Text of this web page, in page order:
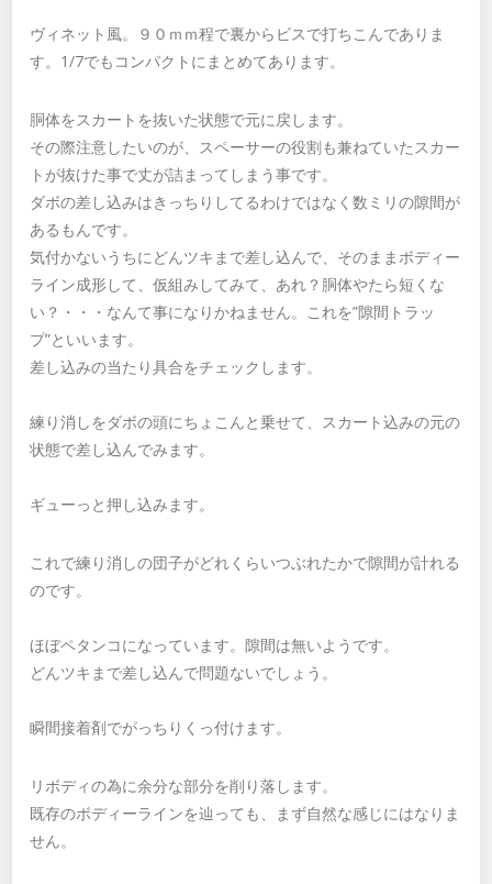
ヴィネット風。９０ｍｍ程で裏からビスで打ちこんでありま
す。1/7でもコンパクトにまとめてあります。
胴体をスカートを抜いた状態で元に戻します。
その際注意したいのが、スペーサーの役割も兼ねていたスカー
トが抜けた事で丈が詰まってしまう事です。
ダボの差し込みはきっちりしてるわけではなく数ミリの隙間が
あるもんです。
気付かないうちにどんツキまで差し込んで、そのままボディー
ライン成形して、仮組みしてみて、あれ？胴体やたら短くな
い？・・・なんて事になりかねません。これを”隙間トラッ
プ”といいます。
差し込みの当たり具合をチェックします。
練り消しをダボの頭にちょこんと乗せて、スカート込みの元の
状態で差し込んでみます。
ギューっと押し込みます。
これで練り消しの団子がどれくらいつぶれたかで隙間が計れる
のです。
ほぼペタンコになっています。隙間は無いようです。
どんツキまで差し込んで問題ないでしょう。
瞬間接着剤でがっちりくっ付けます。
リボディの為に余分な部分を削り落します。
既存のボディーラインを辿っても、まず自然な感じにはなりま
せん。